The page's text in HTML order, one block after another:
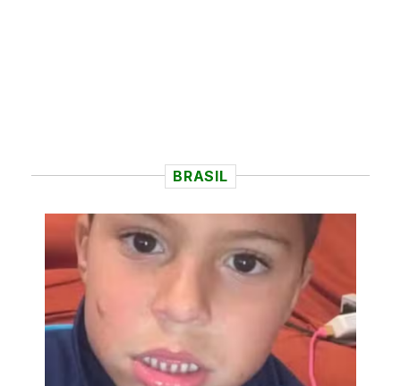
BRASIL